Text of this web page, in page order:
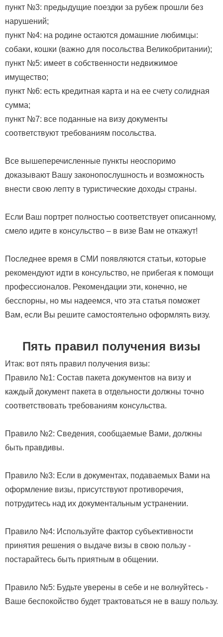
пункт №3: предыдущие поездки за рубеж прошли без
нарушений;
пункт №4: на родине остаются домашние любимцы:
собаки, кошки (важно для посольства Великобритании);
пункт №5: имеет в собственности недвижимое
имущество;
пункт №6: есть кредитная карта и на ее счету солидная
сумма;
пункт №7: все поданные на визу документы
соответствуют требованиям посольства.
Все вышеперечисленные пункты неоспоримо
доказывают Вашу законопослушность и возможность
внести свою лепту в туристические доходы страны.
Если Ваш портрет полностью соответствует описанному,
смело идите в консульство – в визе Вам не откажут!
Последнее время в СМИ появляются статьи, которые
рекомендуют идти в консульство, не прибегая к помощи
профессионалов. Рекомендации эти, конечно, не
бесспорны, но мы надеемся, что эта статья поможет
Вам, если Вы решите самостоятельно оформлять визу.
Пять правил получения визы
Итак: вот пять правил получения визы:
Правило №1: Состав пакета документов на визу и
каждый документ пакета в отдельности должны точно
соответствовать требованиям консульства.
Правило №2: Сведения, сообщаемые Вами, должны
быть правдивы.
Правило №3: Если в документах, подаваемых Вами на
оформление визы, присутствуют противоречия,
потрудитесь над их документальным устранении.
Правило №4: Используйте фактор субъективности
принятия решения о выдаче визы в свою пользу -
постарайтесь быть приятным в общении.
Правило №5: Будьте уверены в себе и не волнуйтесь -
Ваше беспокойство будет трактоваться не в вашу пользу.